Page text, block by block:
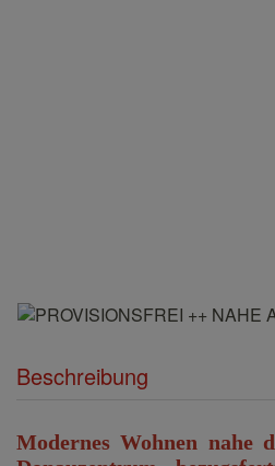
Beschreibung
Modernes Wohnen nahe